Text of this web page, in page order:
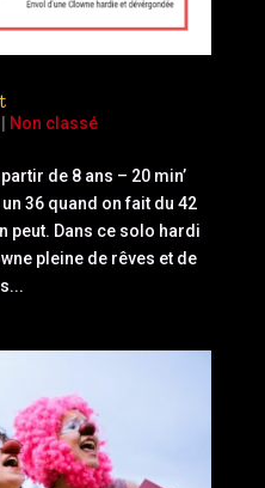
Non classé
de 8 ans – 20 min’
36 quand on fait du 42
peut. Dans ce solo hardi
pleine de rêves et de